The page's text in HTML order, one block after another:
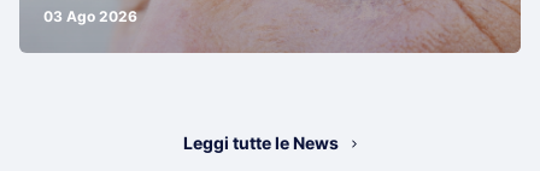
03 Ago 2026
Leggi tutte le News